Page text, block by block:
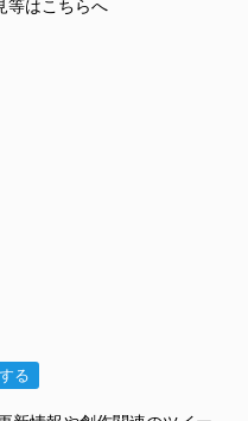
等はこちらへ
る